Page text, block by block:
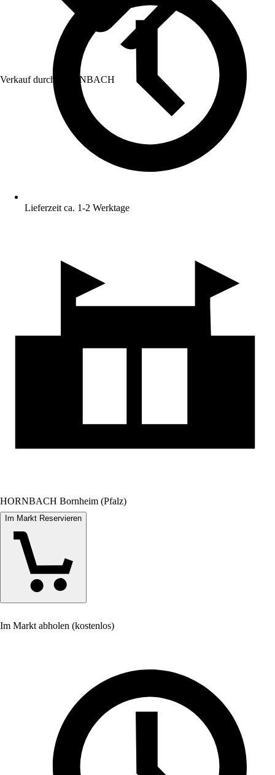
Verkauf durch: HORNBACH
Lieferzeit ca. 1-2 Werktage
HORNBACH Bornheim (Pfalz)
Im Markt Reservieren
Im Markt abholen (kostenlos)